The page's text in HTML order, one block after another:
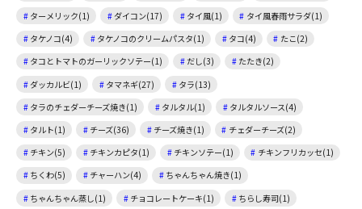
ターメリック(1)
ダイコン(17) タイ風(1)
タイ風春雨サラダ(1)
タケノコ(4)
タケノコのクリームパスタ(1) タコ(4)
たこ(2)
タコとトマトのガーリックソテー(1)
だし(3)
たたき(2)
ダッカルビ(1)
タマネギ(27)
タラ(13)
タラのチェダーチーズ焼き(1)
タルタル(1)
タルタルソース(4)
タルト(1)
チーズ(36) チーズ焼き(1)
チェダーチーズ(2)
チキン(5)
チキンカピタ(1) チキンソテー(1)
チキンフリカッセ(1)
ちくわ(5)
チャーハン(4)
ちゃんちゃん焼き(1)
ちゃんちゃん蒸し(1)
チョコレートケーキ(1) ちらし寿司(1)